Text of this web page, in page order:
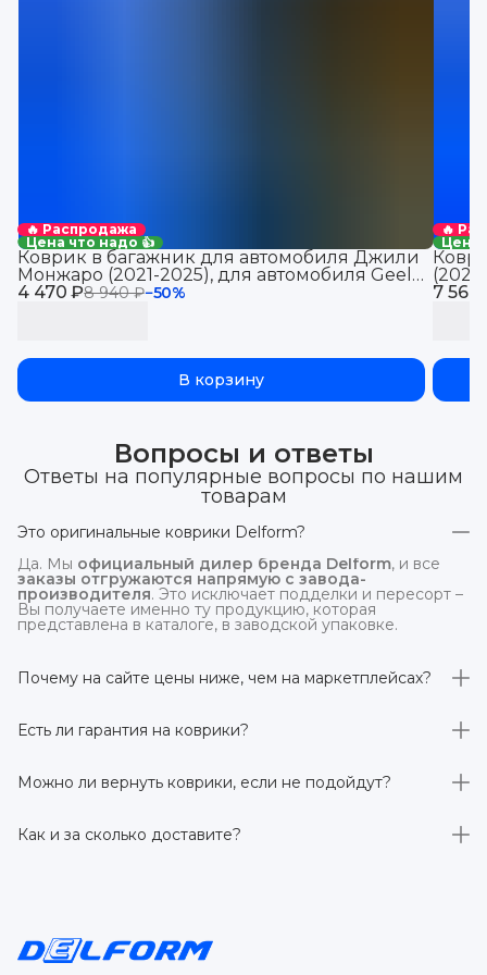
🔥 Распродажа
Цена что надо 👍
4 470 ₽8 940 ₽−50%
Коврик в багажник для автомобиля Джили
Монжаро (2021-2025), для автомобиля Geely
Monjaro, EVA 3D
В корзину
🔥
Цена
7 560
Вопросы и ответы
Ответы на популярные вопросы по нашим
товарам
Это оригинальные коврики Delform?
Да. Мы официальный дилер бренда Delform, и все
заказы отгружаются напрямую с завода-
производителя. Это исключает подделки и пересорт –
Вы получаете именно ту продукцию, которая
представлена в каталоге, в заводской упаковке.
Почему на сайте цены ниже, чем на маркетплейсах?
отгрузка идётнапрямую со склада производителя
без посредников.
Есть ли гарантия на коврики?
производителя 3 года. Если в течение этого срока
обнаружится производственный дефект – заменим
Можно ли вернуть коврики, если не подойдут?
заказанного дистанционно,без объяснения причин –
при условии сохранения товарного вида. Если коврик не
Как и за сколько доставите?